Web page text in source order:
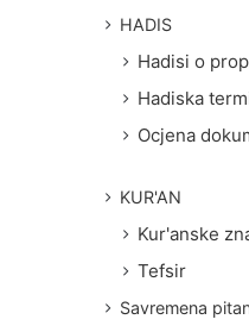
HADIS
Hadisi o
Hadiska
Ocjena
KUR'AN
Kur'anske
Tefsir
Savremena